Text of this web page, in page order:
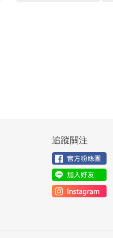
追蹤關注